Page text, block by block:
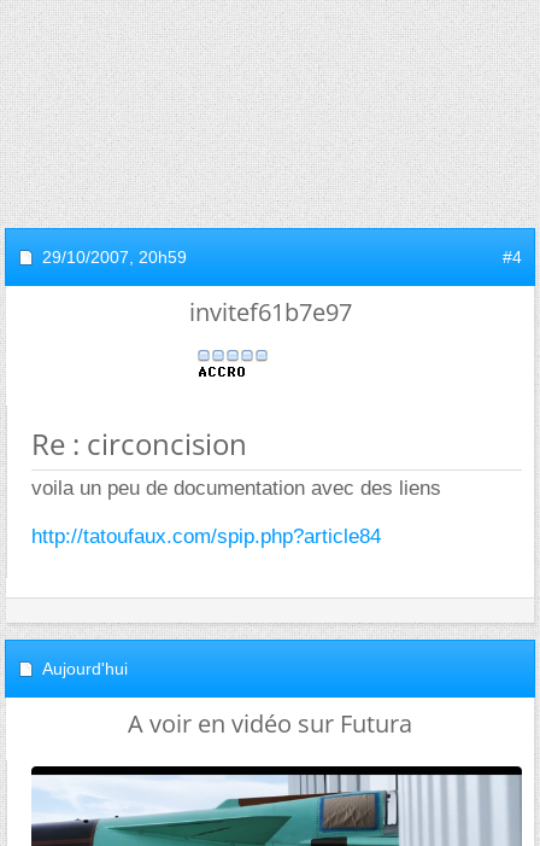
29/10/2007, 20h59 #4
invitef61b7e97
Re : circoncision
voila un peu de documentation avec des liens
http://tatoufaux.com/spip.php?article84
Aujourd'hui
A voir en vidéo sur Futura